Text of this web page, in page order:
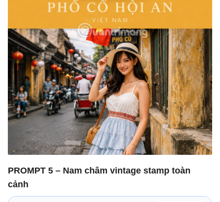
PROMPT 5 – Nam châm vintage stamp toàn
cảnh